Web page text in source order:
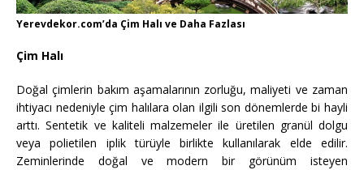
Yerevdekor.com’da Çim Halı ve Daha Fazlası
Çim Halı
Doğal çimlerin bakım aşamalarının zorluğu, maliyeti ve zaman
ihtiyacı nedeniyle çim halılara olan ilgili son dönemlerde bi hayli
arttı. Sentetik ve kaliteli malzemeler ile üretilen granül dolgu
veya polietilen iplik türüyle birlikte kullanılarak elde edilir.
Zeminlerinde doğal ve modern bir görünüm isteyen